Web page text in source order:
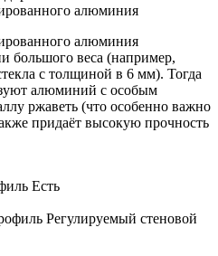
алюминия
алюминия
большого веса (например,
с толщиной в 6 мм). Тогда
алюминий с особым
ржаветь (что особенно важно
придаёт высокую прочность
Есть
Регулируемый стеновой